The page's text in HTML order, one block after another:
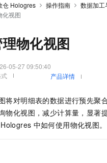
仓 Hologres 操作指南 数据加工
化视图
物化视图
05-27 09:50:40
产品详情
将对明细表的数据进行预先聚
物化视图，减少计算量，显著
Hologres 中如何使用物化视图。